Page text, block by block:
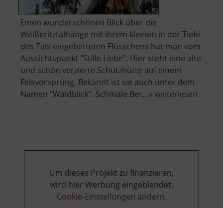
Einen wunderschönen Blick über die
Weißeritztalhänge mit ihrem kleinen in der Tiefe
des Tals eingebetteten Flüsschens hat man vom
Aussichtspunkt "Stille Liebe". Hier steht eine alte
und schön verzierte Schutzhütte auf einem
Felsvorsprung. Bekannt ist sie auch unter dem
Namen "Waldblick". Schmale Ber.. » weiterlesen
Um dieses Projekt zu finanzieren,
wird hier Werbung eingeblendet.
Cookie-Einstellungen ändern.